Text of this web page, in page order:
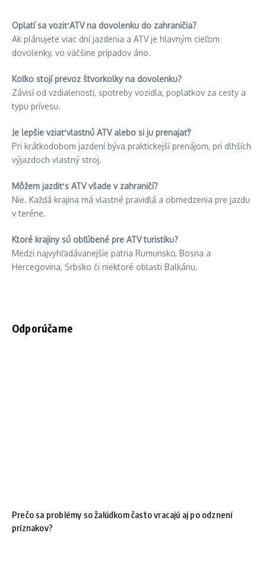
Oplatí sa voziť ATV na dovolenku do zahraničia?
Ak plánujete viac dní jazdenia a ATV je hlavným cieľom
dovolenky, vo väčšine prípadov áno.
Koľko stojí prevoz štvorkolky na dovolenku?
Závisí od vzdialenosti, spotreby vozidla, poplatkov za cesty a
typu prívesu.
Je lepšie vziať vlastnú ATV alebo si ju prenajať?
Pri krátkodobom jazdení býva praktickejší prenájom, pri dlhších
výjazdoch vlastný stroj.
Môžem jazdiť s ATV všade v zahraničí?
Nie. Každá krajina má vlastné pravidlá a obmedzenia pre jazdu
v teréne.
Ktoré krajiny sú obľúbené pre ATV turistiku?
Medzi najvyhľadávanejšie patria Rumunsko, Bosna a
Hercegovina, Srbsko či niektoré oblasti Balkánu.
Odporúčame
Prečo sa problémy so žalúdkom často vracajú aj po odznení
príznakov?